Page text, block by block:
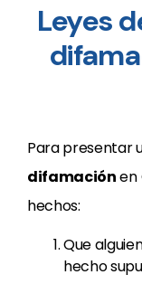
Leyes
Para presentar
difamaciónen
hechos:
Que
hecho